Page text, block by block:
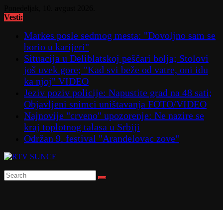
to
Vesti:
Markes posle sedmog mesta: "Dovoljno sam se
borio u karijeri"
Situacija u Deliblatskoj peščari bolja; Stolovi
još uvek gore; "Kad svi beže od vatre, oni idu
ka njoj" VIDEO
Jeziv poziv policije: Napustite grad na 48 sati;
Objavljeni snimci uništavanja FOTO/VIDEO
Najnovije "crveno" upozorenje: Ne nazire se
kraj toplotnog talasa u Srbiji
Održan 9. festival "Aranđelovac zove"